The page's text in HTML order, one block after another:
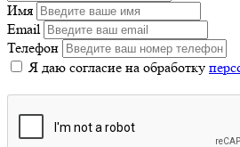
Имя
Email
Телефон
Я даю согласие на обработку